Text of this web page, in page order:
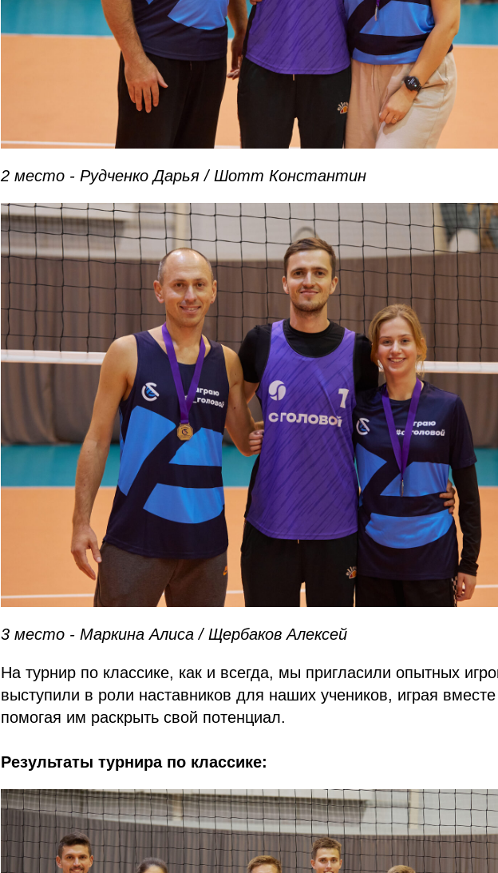
2 место - Рудченко Дарья / Шотт Константин
3 место - Маркина Алиса / Щербаков Алексей
На турнир по классике, как и всегда, мы пригласили опытных
выступили в роли наставников для наших учеников, играя
помогая им раскрыть свой потенциал.
Результаты турнира по классике: